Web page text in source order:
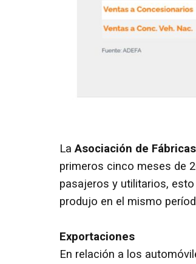
LaAsociación de
primeros cinco meses de
pasajeros y utilitarios, esto
produjo en el mismo
Exportaciones
En relación a los